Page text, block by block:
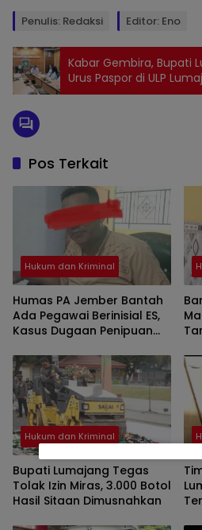
Penulis: Redaksi Editor: Eno
Kabar Gembira, Bupati
Urus Paspor di ULP
Pos Terkait
Hukum dan Kriminal
Humas PA Jember Bantah
Ada Pegawai Berinisial ES,
Kasus Dugaan Penipuan
Hukum dan Kriminal
Bupati Lumajang Tegas
Tolak Izin Miras, 3.000 Botol
Hasil Sitaan Dimusnahkan